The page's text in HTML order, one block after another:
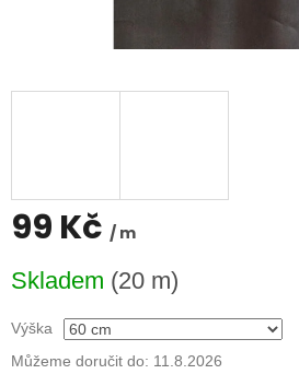
99 Kč / m
cena:
Skladem (20 m)
Výška
Můžeme doručit do: 11.8.2026